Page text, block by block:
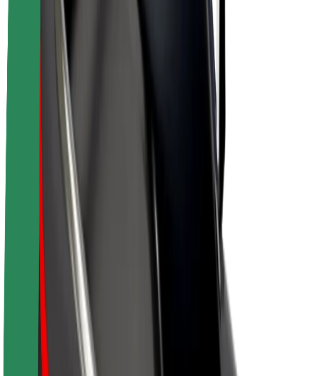
Companie
Cariere
Despre Bolt
Sustenabilitatea la Bolt
Proiectul Zero
Blog
Centrul de presă
Manual de brand
Misiune
Relații cu investitorii
Conducere
Brand
Presă
Fondul Urban
Siguranță